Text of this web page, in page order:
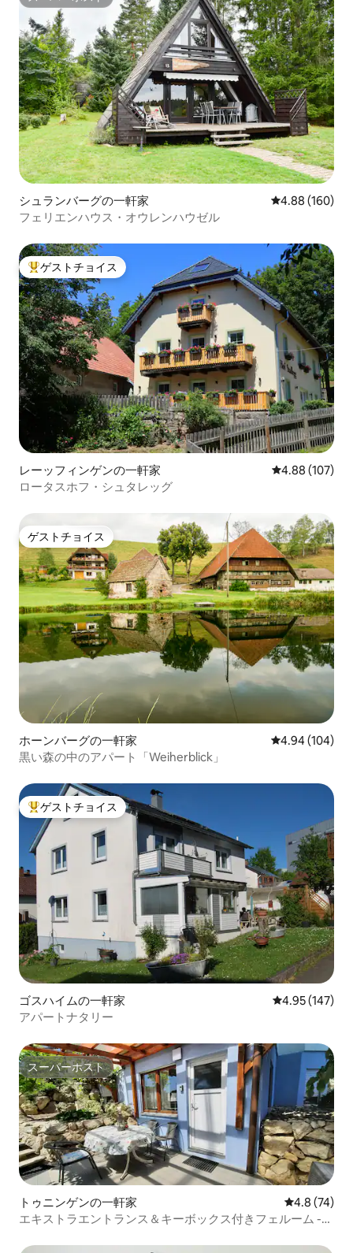
スーパーホスト
シュランバーグの一軒家 レビュー160
4.88 (160)
フェリエンハウス・オウレンハウゼル
大好評のゲストチョイスです。
ゲストチョイス
レーッフィンゲンの一軒家 レビュー107
4.88 (107)
ロータスホフ・シュタレッグ
ゲストチョイス
ゲストチョイス
ホーンバーグの一軒家 レビュー104
4.94 (104)
黒い森の中のアパート「Weiherblick」
大好評のゲストチョイスです。
ゲストチョイス
ゴスハイムの一軒家 レビュー147
4.95 (147)
アパートナタリー
スーパーホスト
スーパーホスト
トゥニンゲンの一軒家 レビュー74
4.8 (74)
エキストラエントランス＆キーボックス付きフェルーム -夢